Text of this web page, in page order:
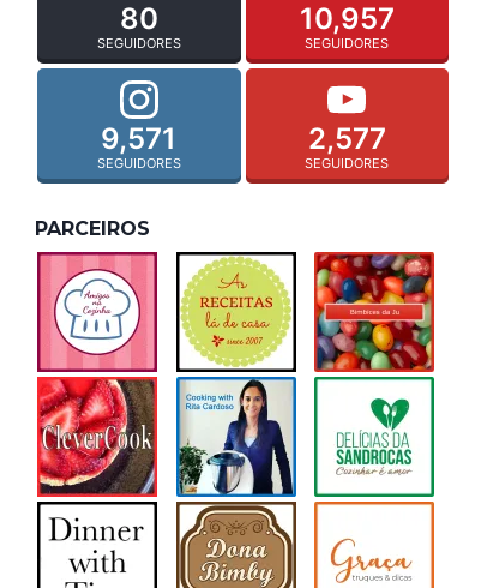
80
SEGUIDORES
10,957
SEGUIDORES
9,571
SEGUIDORES
2,577
SEGUIDORES
PARCEIROS